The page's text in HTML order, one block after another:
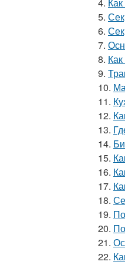
5.
6.
7.
8.
9.
10.
11.
12.
13.
14.
15.
16.
17.
18.
19.
20.
21.
22.